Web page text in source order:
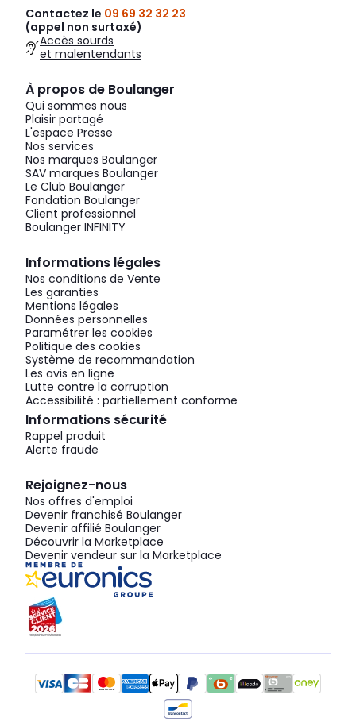
Contactez le 09 69 32 32 23
(appel non surtaxé)
Accès sourds
et malentendants
À propos de Boulanger
Qui sommes nous
Plaisir partagé
L'espace Presse
Nos services
Nos marques Boulanger
SAV marques Boulanger
Le Club Boulanger
Fondation Boulanger
Client professionnel
Boulanger INFINITY
Informations légales
Nos conditions de Vente
Les garanties
Mentions légales
Données personnelles
Paramétrer les cookies
Politique des cookies
Système de recommandation
Les avis en ligne
Lutte contre la corruption
Accessibilité : partiellement conforme
Informations sécurité
Rappel produit
Alerte fraude
Rejoignez-nous
Nos offres d'emploi
Devenir franchisé Boulanger
Devenir affilié Boulanger
Découvrir la Marketplace
Devenir vendeur sur la Marketplace